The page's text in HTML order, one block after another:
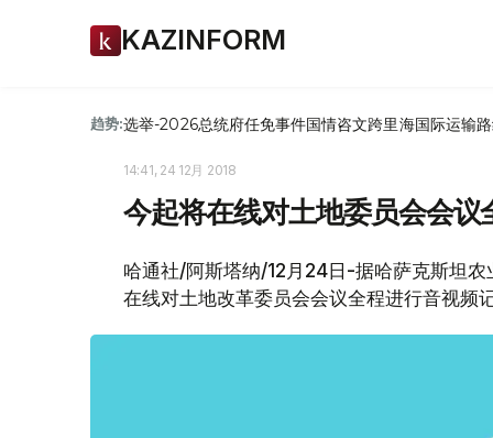
KAZINFORM
趋势:选举-2026总统府任免事件国情咨文跨里海国际运输
14:41, 24 12月 2018
今起将在线对土地委员会会议
哈通社/阿斯塔纳/12月24日-据哈萨克斯坦
在线对土地改革委员会会议全程进行音视频